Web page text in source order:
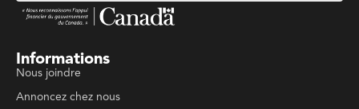
Informations
Nous joindre
Annoncez chez nous